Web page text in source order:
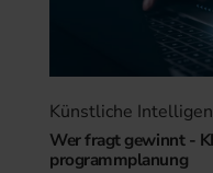
Künstliche
Wer fragt gewinnt -
programmplanung